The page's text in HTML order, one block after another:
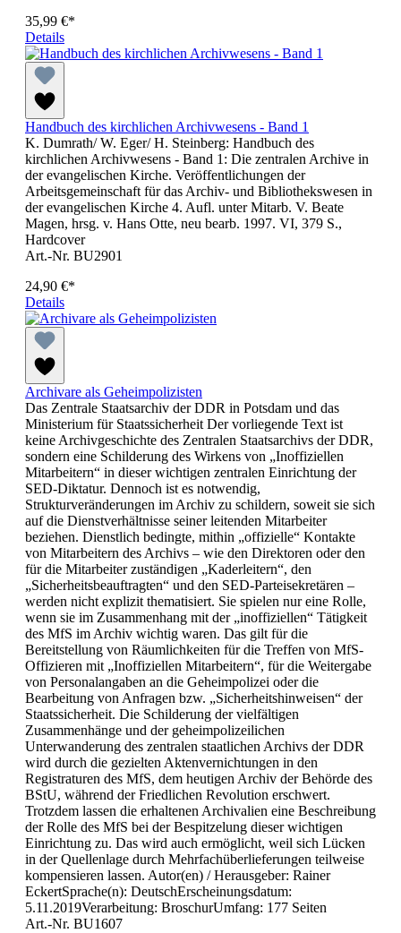
35,99 €*
Details
Handbuch des kirchlichen Archivwesens - Band 1
K. Dumrath/ W. Eger/ H. Steinberg: Handbuch des
kirchlichen Archivwesens - Band 1: Die zentralen Archive in
der evangelischen Kirche. Veröffentlichungen der
Arbeitsgemeinschaft für das Archiv- und Bibliothekswesen in
der evangelischen Kirche 4. Aufl. unter Mitarb. V. Beate
Magen, hrsg. v. Hans Otte, neu bearb. 1997. VI, 379 S.,
Hardcover
Art.-Nr. BU2901
24,90 €*
Details
Archivare als Geheimpolizisten
Das Zentrale Staatsarchiv der DDR in Potsdam und das
Ministerium für Staatssicherheit Der vorliegende Text ist
keine Archivgeschichte des Zentralen Staatsarchivs der DDR,
sondern eine Schilderung des Wirkens von „Inoffiziellen
Mitarbeitern“ in dieser wichtigen zentralen Einrichtung der
SED-Diktatur. Dennoch ist es notwendig,
Strukturveränderungen im Archiv zu schildern, soweit sie sich
auf die Dienstverhältnisse seiner leitenden Mitarbeiter
beziehen. Dienstlich bedingte, mithin „offizielle“ Kontakte
von Mitarbeitern des Archivs – wie den Direktoren oder den
für die Mitarbeiter zuständigen „Kaderleitern“, den
„Sicherheitsbeauftragten“ und den SED-Parteisekretären –
werden nicht explizit thematisiert. Sie spielen nur eine Rolle,
wenn sie im Zusammenhang mit der „inoffiziellen“ Tätigkeit
des MfS im Archiv wichtig waren. Das gilt für die
Bereitstellung von Räumlichkeiten für die Treffen von MfS-
Offizieren mit „Inoffiziellen Mitarbeitern“, für die Weitergabe
von Personalangaben an die Geheimpolizei oder die
Bearbeitung von Anfragen bzw. „Sicherheitshinweisen“ der
Staatssicherheit. Die Schilderung der vielfältigen
Zusammenhänge und der geheimpolizeilichen
Unterwanderung des zentralen staatlichen Archivs der DDR
wird durch die gezielten Aktenvernichtungen in den
Registraturen des MfS, dem heutigen Archiv der Behörde des
BStU, während der Friedlichen Revolution erschwert.
Trotzdem lassen die erhaltenen Archivalien eine Beschreibung
der Rolle des MfS bei der Bespitzelung dieser wichtigen
Einrichtung zu. Das wird auch ermöglicht, weil sich Lücken
in der Quellenlage durch Mehrfachüberlieferungen teilweise
kompensieren lassen. Autor(en) / Herausgeber: Rainer
EckertSprache(n): DeutschErscheinungsdatum:
5.11.2019Verarbeitung: BroschurUmfang: 177 Seiten
Art.-Nr. BU1607